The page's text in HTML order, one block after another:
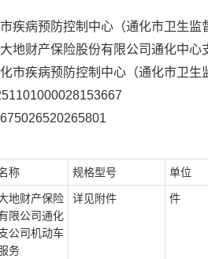
疾病预防控制中心（通化市卫生监
地财产保险股份有限公司通化中心
市疾病预防控制中心（通化市卫生
称 规格型号 单位
地财产保险
限公司通化
公司机动车
务
详见附件 件